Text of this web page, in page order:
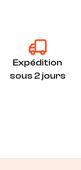
Expédition
sous 2 jours